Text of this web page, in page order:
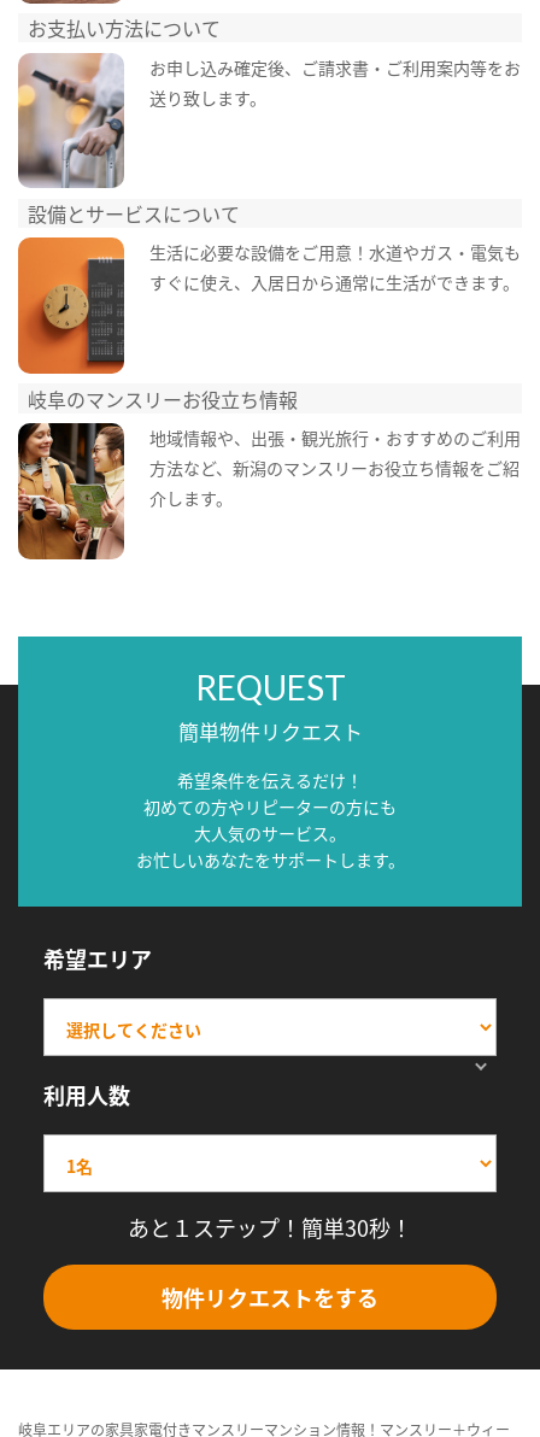
お支払い方法について
お申し込み確定後、ご請求書・ご利用案内等をお
送り致します。
設備とサービスについて
生活に必要な設備をご用意！水道やガス・電気も
すぐに使え、入居日から通常に生活ができます。
岐阜のマンスリーお役立ち情報
地域情報や、出張・観光旅行・おすすめのご利用
方法など、新潟のマンスリーお役立ち情報をご紹
介します。
REQUEST
簡単物件リクエスト
希望条件を伝えるだけ！
初めての方やリピーターの方にも
大人気のサービス。
お忙しいあなたをサポートします。
希望エリア
利用人数
あと１ステップ！簡単30秒！
物件リクエストをする
岐阜エリアの家具家電付きマンスリーマンション情報！マンスリー＋ウィー